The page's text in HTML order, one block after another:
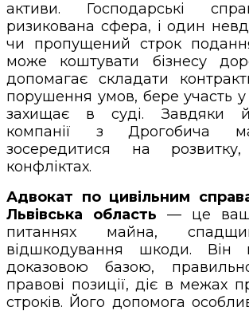
активи. Господарські
ризикована сфера, і один
чи пропущений строк
може коштувати бізнесу
допомагає складати
порушення умов, бере участь у
захищає в суді. Завдяки
компанії з Дрогобича
зосередитися на
конфліктах.
Адвокат по цивільним
Львівська область — це ваш
питаннях майна,
відшкодування шкоди.
доказовою базою,
правові позиції, діє в межах
строків. Його допомога